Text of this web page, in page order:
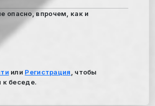
опасно, впрочем, как и
или Регистрация
, чтобы
к беседе.